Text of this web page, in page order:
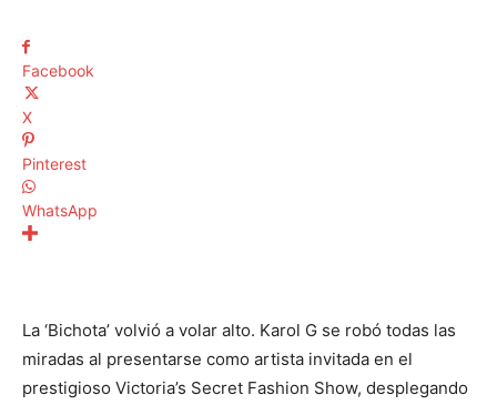
Facebook
X
Pinterest
WhatsApp
La ‘Bichota’ volvió a volar alto. Karol G se robó todas las
miradas al presentarse como artista invitada en el
prestigioso Victoria’s Secret Fashion Show, desplegando